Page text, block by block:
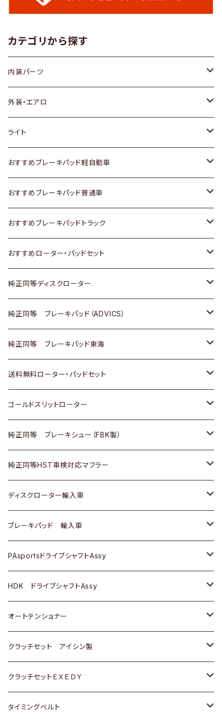
カテゴリから探す
内装パーツ
トヨタ
ホンダ
スズキ
日産
いすゞ
ダイハツ
マツダ
三菱
スバル
日野
三菱ふそう
ＢＭＷ
外装・エアロ
トヨタ
ホンダ
スズキ
日産
いすゞ
ダイハツ
マツダ
三菱
日野
三菱ふそう
ライト
トヨタ
スズキ
日産
いすゞ
ダイハツ
三菱
日野
三菱ふそう
その他
おすすめブレーキパッド軽自動車
トヨタ
ホンダ
スズキ
日産
ダイハツ
マツダ
三菱
スバル
おすすめブレーキパッド普通車
トヨタ
ホンダ
スズキ
日産
いすゞ
ダイハツ
マツダ
三菱
スバル
おすすめブレーキパッドトラック
トヨタ
日産
いすゞ
ダイハツ
マツダ
三菱
おすすめローター・パッドセット
トヨタ
ホンダ
スズキ
日産
ダイハツ
マツダ
三菱
スバル
純正同等ディスクローター
トヨタ
ホンダ
スズキ
日産
いすゞ
ダイハツ
マツダ
三菱
スバル
ＢＥＮＺ
純正同等 ブレーキパッド（ADVICS）
トヨタ
ホンダ
スズキ
日産
ダイハツ
マツダ
三菱
スバル
純正同等 ブレーキパッド東海
トヨタ
ホンダ
日産
いすゞ
ダイハツ
マツダ
三菱
スバル
送料無料ローター・パッドセット
トヨタ
ホンダ
スズキ
日産
ダイハツ
マツダ
三菱
スバル
ゴールドスリットローター
トヨタ
ホンダ
スズキ
日産
ダイハツ
マツダ
三菱
スバル
純正同等 ブレーキシュー（FBK製）
ホンダ
スズキ
日産
ダイハツ
マツダ
三菱
スバル
純正同等HST車検対応マフラー
トヨタ
ホンダ
スズキ
日産
いすゞ
ダイハツ
マツダ
三菱
ディスクローター輸入車
ＡＵＤＩ
ＢＥＮＺ
ＢＭＷ
GOLF
ＷＡＧＥＮ
アストロ（シボレー）
クライスラー
ブレーキパッド 輸入車
ＢＥＮＺ
ＢＭＷ
ＷＡＧＥＮ
ＶＯＬＶＯ
PAsportsドライブシャフトAssy
トヨタ
ホンダ
スズキ
日産
ダイハツ
HDK ドライブシャフトAssy
スズキ
ダイハツ
日産
ホンダ
オートテンショナー
トヨタ
クラッチセット アイシン製
ホンダ
スズキ
クラッチセットＥＸＥＤＹ
ホンダ
タイミングベルト